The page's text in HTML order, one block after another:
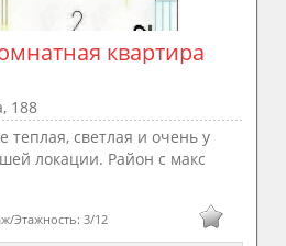
квартира
188
теплая, светлая и очень у
локации. Район с макс
Этажность: 3/12